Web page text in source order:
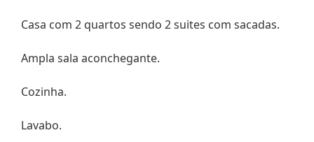
Casa com 2 quartos sendo 2 suites com sacadas.
Ampla sala aconchegante.
Cozinha.
Lavabo.